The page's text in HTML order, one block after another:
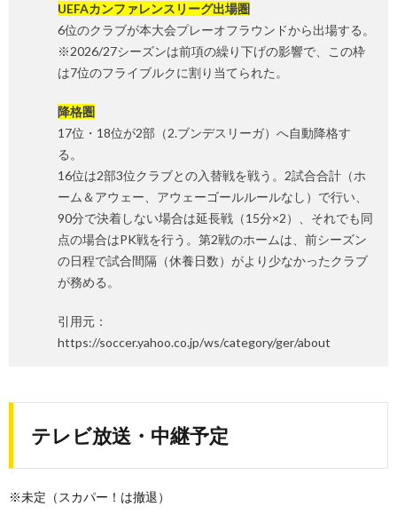
UEFAカンファレンスリーグ出場圏
6位のクラブが本大会プレーオフラウンドから出場する。
※2026/27シーズンは前項の繰り下げの影響で、この枠
は7位のフライブルクに割り当てられた。
降格圏
17位・18位が2部（2.ブンデスリーガ）へ自動降格す
る。
16位は2部3位クラブとの入替戦を戦う。2試合合計（ホ
ーム＆アウェー、アウェーゴールルールなし）で行い、
90分で決着しない場合は延長戦（15分×2）、それでも同
点の場合はPK戦を行う。第2戦のホームは、前シーズン
の日程で試合間隔（休養日数）がより少なかったクラブ
が務める。
引用元：
https://soccer.yahoo.co.jp/ws/category/ger/about
テレビ放送・中継予定
※未定（スカパー！は撤退）